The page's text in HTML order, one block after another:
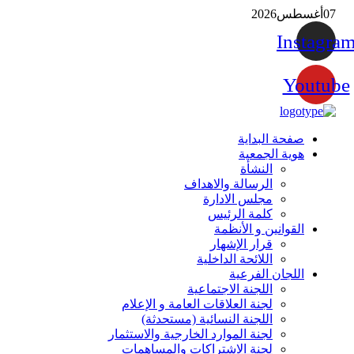
07 أغسطس2026
Youtube
صفحة البداية
هوية الجمعية
النشأة
الرسالة والاهداف
مجلس الادارة
كلمة الرئيس
القوانين و الأنظمة
قرار الإشهار
اللائحة الداخلية
اللجان الفرعية
اللجنة الاجتماعية
لجنة العلاقات العامة و الإعلام
اللجنة النسائية (مستحدثة)
لجنة الموارد الخارجية والاستثمار
لجنة الاشتراكات والمساهمات